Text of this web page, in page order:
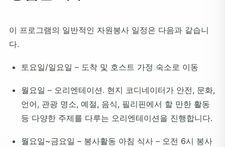
이 프로그램의 일반적인 자원봉사 일정은 다음과 같습니
다.
토요일/일요일 – 도착 및 호스트 가정 숙소로 이동
월요일 – 오리엔테이션. 현지 코디네이터가 안전, 문화,
언어, 관광 명소, 예절, 음식, 필리핀에서 할 만한 활동
등 다양한 주제를 다루는 오리엔테이션을 진행합니다.
월요일~금요일 – 봉사활동 아침 식사 – 오전 6시 봉사